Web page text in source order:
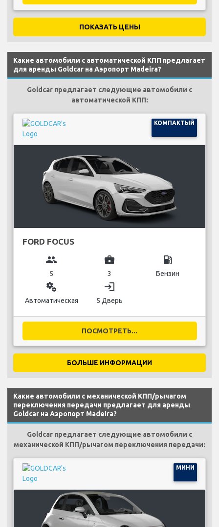
ПОКАЗАТЬ ЦЕНЫ
Какие автомобили с автоматической КПП предлагает
для аренды Goldcar на Аэропорт Madeira?
Goldcar предлагает следующие автомобили с
автоматической КПП:
КОМПАКТЫЙ
FORD FOCUS
group
5
business_center
3
local_gas_station
Бензин
miscellaneous_services
Автоматическая
login
5 Дверь
ПОСМОТРЕТЬ...
БОЛЬШЕ ИНФОРМАЦИИ
Какие автомобили с механической КПП/рычагом
переключения передачи предлагает для аренды
Goldcar на Аэропорт Madeira?
Goldcar предлагает следующие автомобили с
механической КПП/рычагом переключения передачи:
МИНИ